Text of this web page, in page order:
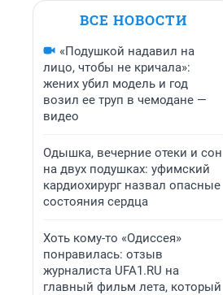
ВСЕ НОВОСТИ
«Подушкой надавил на
лицо, чтобы не кричала»:
жених убил модель и год
возил ее труп в чемодане —
видео
Одышка, вечерние отеки и сон
на двух подушках: уфимский
кардиохирург назвал опасные
состояния сердца
Хоть кому-то «Одиссея»
понравилась: отзыв
журналиста UFA1.RU на
главный фильм лета, который